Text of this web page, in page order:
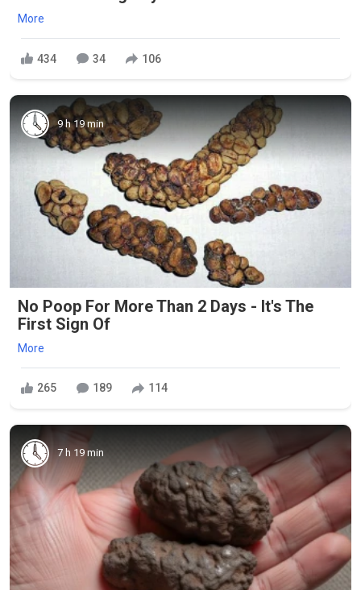
More
434 34 106
9 h 19 min
No Poop For More Than 2 Days - It's The
First Sign Of
More
265 189 114
7 h 19 min